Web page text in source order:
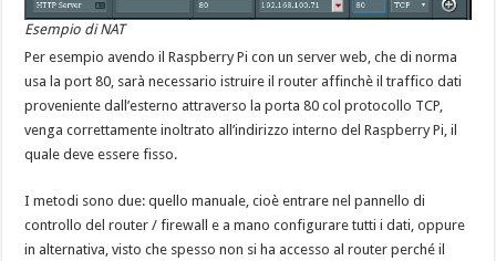
Esempio di NAT
Per esempio avendo il Raspberry Pi con un server web, che di norma
usa la port 80, sarà necessario istruire il router affinchè il traffico dati
proveniente dall’esterno attraverso la porta 80 col protocollo TCP,
venga correttamente inoltrato all’indirizzo interno del Raspberry Pi, il
quale deve essere fisso.
I metodi sono due: quello manuale, cioè entrare nel pannello di
controllo del router / firewall e a mano configurare tutti i dati, oppure
in alternativa, visto che spesso non si ha accesso al router perché il